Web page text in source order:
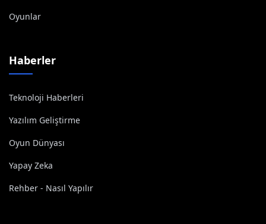
Oyunlar
Haberler
Teknoloji Haberleri
Yazılım Geliştirme
Oyun Dünyası
Yapay Zeka
Rehber - Nasıl Yapılır